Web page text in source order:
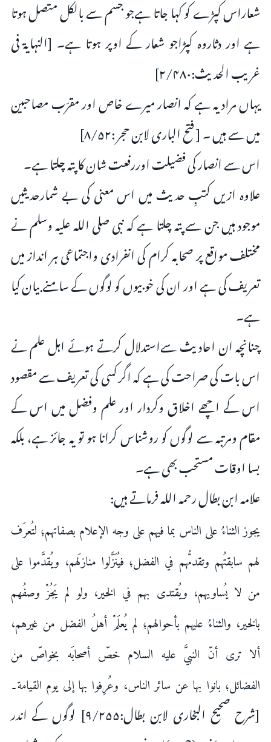
شعاراس کپڑے کو کہا جاتا ہےجو جسم سے بالکل متصل ہوتا
ہے اور دثاروہ کپڑاجو شعار کے اوپر ہوتا ہے۔ [النہایۃ فی
غریب الحدیث:۲/۴۸۰]
یہاں مراد یہ ہے کہ انصار میرے خاص اور مقرّب مصاحبین
میں سے ہیں ۔ [ فتح البارى لابن حجر :۸/۵۲]
اس سے انصار کى فضیلت اوررفعت شان کا پتہ چلتا ہے۔
علاوہ ازیں کتبِ حدیث میں اس معنى كى بے شمارحديثيں
موجود ہیں جن سے پتہ چلتا ہے کہ نبى صلى اللہ علیہ وسلم نے
مختلف مواقع پر صحابہ کرام کى انفرادى واجتماعى ہر انداز میں
تعریف کى ہے اور ان کى خوبیوں کو لوگوں کے سامنے بیان کیا
ہے۔
چنانچہ ان احادیث سےاستدلال کرتے ہوئے اہل علم نے
اس بات کى صراحت کى ہے کہ اگر کسى کى تعریف سے مقصود
اس کے اچھے اخلاق وکردار اور علم وفضل میں اس کے
مقام ومرتبہ سے لوگوں کو روشناس کرانا ہو تو یہ جائز ہے، بلکہ
بسا اوقات مستحب بھى ہے۔
علامہ ابن بطال رحمہ اللہ فرماتے ہیں:
يجوز الثناءُ على الناس بما فيهم على وجه الإعلام بصفاتهم؛ لتُعرَف
لهم سابقتُهم وتقدمُّهم في الفضل؛ فيُنَزَّلوا منازلَهم، ويُقدَّموا على
من لا يُساويهم، ويُقتدى بهم في الخير، ولو لم يَجُزْ وصفُهم
بالخير، والثناءُ عليهم بأحوالهم؛ لم يُعلَمْ أهلُ الفضل من غيرهم،
ألا ترى أنّ النبيَّ عليه السلام خصّ أصحابَه بخواصّ من
الفضائل؛ بانوا بها عن سائر الناس، وعُرِفوا بها إلى يوم القيامة۔
[شرح صحیح البخاری لابن بطال:۹/۲۵۵] لوگوں کے اندر